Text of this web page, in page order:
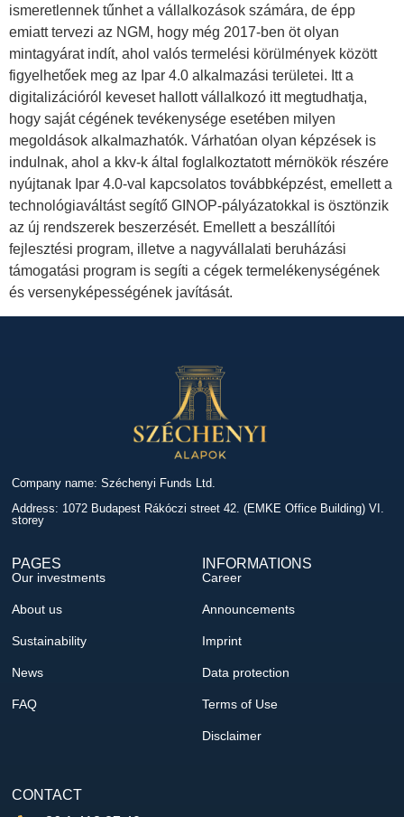
ismeretlennek tűnhet a vállalkozások számára, de épp
emiatt tervezi az NGM, hogy még 2017-ben öt olyan
mintagyárat indít, ahol valós termelési körülmények között
figyelhetőek meg az Ipar 4.0 alkalmazási területei. Itt a
digitalizációról keveset hallott vállalkozó itt megtudhatja,
hogy saját cégének tevékenysége esetében milyen
megoldások alkalmazhatók. Várhatóan olyan képzések is
indulnak, ahol a kkv-k által foglalkoztatott mérnökök részére
nyújtanak Ipar 4.0-val kapcsolatos továbbképzést, emellett a
technológiaváltást segítő GINOP-pályázatokkal is ösztönzik
az új rendszerek beszerzését. Emellett a beszállítói
fejlesztési program, illetve a nagyvállalati beruházási
támogatási program is segíti a cégek termelékenységének
és versenyképességének javítását.
Company name: Széchenyi Funds Ltd.
Address: 1072 Budapest Rákóczi street 42. (EMKE Office Building) VI.
storey
PAGES
Our investments
About us
Sustainability
News
FAQ
INFORMATIONS
Career
Announcements
Imprint
Data protection
Terms of Use
Disclaimer
CONTACT